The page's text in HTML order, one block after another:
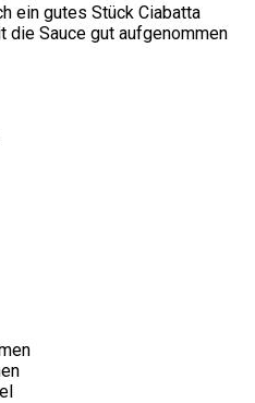
ein gutes Stück Ciabatta
die Sauce gut aufgenommen